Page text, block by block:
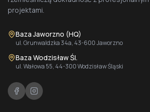
projektami.
Baza Jaworzno (HQ)
ul. Grunwaldzka 34a, 43-600 Jaworzno
Baza Wodzisław Śl.
ul. Wałowa 55, 44-300 Wodzisław Śląski